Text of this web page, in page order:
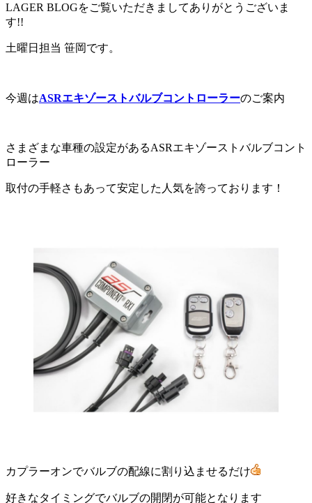
LAGER BLOGをご覧いただきましてありがとうございま
す!!
土曜日担当 笹岡です。
今週はASRエキゾーストバルブコントローラーのご案内
さまざまな車種の設定があるASRエキゾーストバルブコント
ローラー
取付の手軽さもあって安定した人気を誇っております！
カプラーオンでバルブの配線に割り込ませるだけ
好きなタイミングでバルブの開閉が可能となります